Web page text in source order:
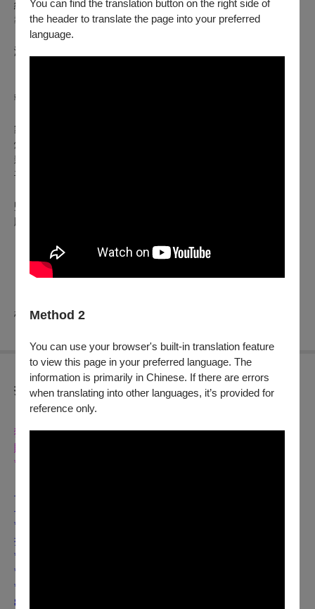
You can find the translation button on the right side of
the header to translate the page into your preferred
language.
Method 2
You can use your browser's built-in translation feature
to view this page in your preferred language. The
information is primarily in Chinese. If there are errors
when translating into other languages, it’s provided for
reference only.
編劇⊙賴聲川規劃，與李立群共同構思完成之劇場創作
導演⊙賴聲川
演出⊙屈中恆、宋少卿、樊光耀、張復建、楊宗昇
執行導演⊙丁乃箏
舞台／服裝設計⊙賴聲川
燈光設計⊙林翰生
影像設計⊙王奕盛
平面設計⊙黃 海
監製⊙丁乃竺
※ 演出時長約120分鐘，無中場休息。
※ 建議7歲以上觀賞
權。
折扣方案
【表坊】分享卡付費會員獨家早鳥搶先購票
獨家早鳥：2026/03/29(日)12:00 ~04/03(五)11:59限時5天
購票折扣：
*
早鳥期間：
早鳥折扣：
*
折
*
*
*
85